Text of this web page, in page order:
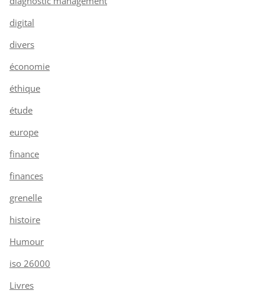
digital
divers
économie
éthique
étude
europe
finance
finances
grenelle
histoire
Humour
iso 26000
Livres